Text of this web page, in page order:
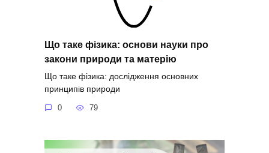
Що таке фізика: основи науки про
закони природи та матерію
Що таке фізика: дослідження основних
принципів природи
0 79